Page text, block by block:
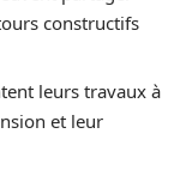
constructifs
leurs travaux à
et leur